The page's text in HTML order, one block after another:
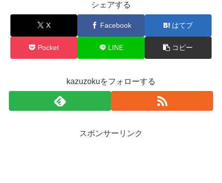
シェアする
X Facebook はてブ
Pocket LINE コピー
kazuzokuをフォローする
スポンサーリンク